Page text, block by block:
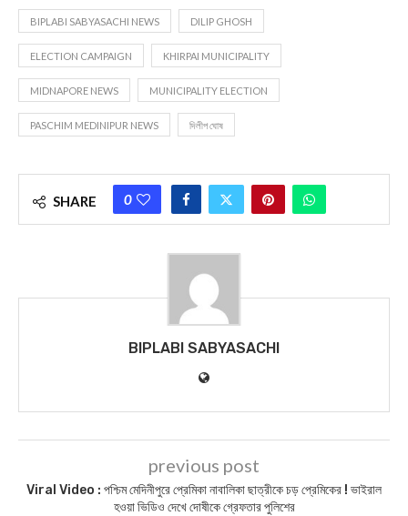
BIPLABI SABYASACHI NEWS DILIP GHOSH
ELECTION CAMPAIGN KHIRPAI MUNICIPALITY
MIDNAPORE NEWS MUNICIPALITY ELECTION
PASCHIM MEDINIPUR NEWS দিলীপ ঘোষ
SHARE 0
BIPLABI SABYASACHI
previous post
Viral Video : পশ্চিম মেদিনীপুরে প্রেমিকা নাবালিকা ছাত্রীকে চড় প্রেমিকের ! ভাইরাল
হওয়া ভিডিও দেখে দোষীকে গ্রেফতার পুলিশের